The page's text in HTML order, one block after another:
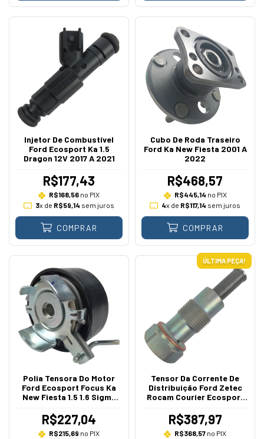
Injetor De Combustível
Ford Ecosport Ka 1.5
Dragon 12V 2017 A 2021
R$177,43
R$168,56 no PIX
3x de R$59,14 sem juros
COMPRAR
Cubo De Roda Traseiro
Ford Ka New Fiesta 2001 A
2022
R$468,57
R$445,14 no PIX
4x de R$117,14 sem juros
COMPRAR
Polia Tensora Do Motor
Ford Ecosport Focus Ka
New Fiesta 1.5 1.6 Sigma
R$227,04
R$215,69 no PIX
ÚLTIMA PEÇA!
Tensor Da Corrente De
Distribuição Ford Zetec
Rocam Courier Ecosport
A 2014
R$387,97
R$368,57 no PIX